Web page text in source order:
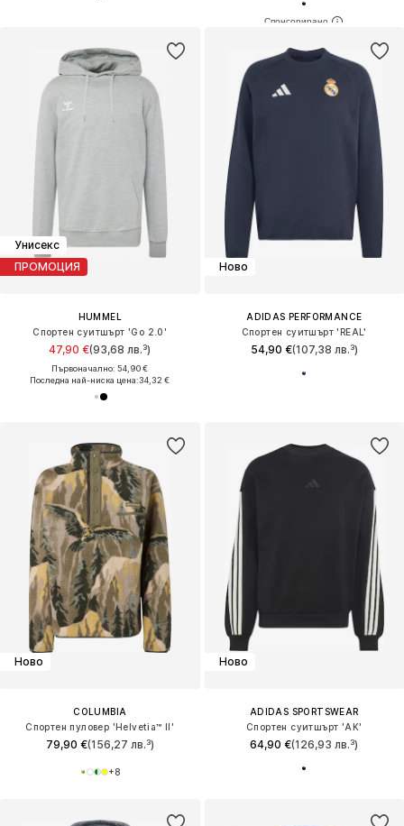
Унисекс
ПРОМОЦИЯ
HUMMEL
Спортен суитшърт 'Go 2.0'
47,90 €(93,68 лв.³)
Първоначално: 54,90 €
Последна най-ниска цена:34,32 €
Ново
ADIDAS PERFORMANCE
Спортен суитшърт 'REAL'
54,90 €(107,38 лв.³)
Ново
COLUMBIA
Спортен пуловер 'Helvetia™ II'
79,90 €(156,27 лв.³)
+8
Ново
ADIDAS SPORTSWEAR
Спортен суитшърт 'AK'
64,90 €(126,93 лв.³)